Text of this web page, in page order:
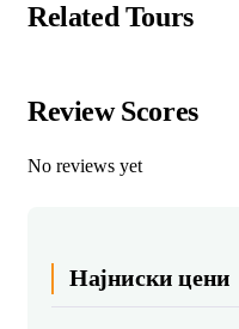
Related Tours
Review Scores
No reviews yet
Најниски цени